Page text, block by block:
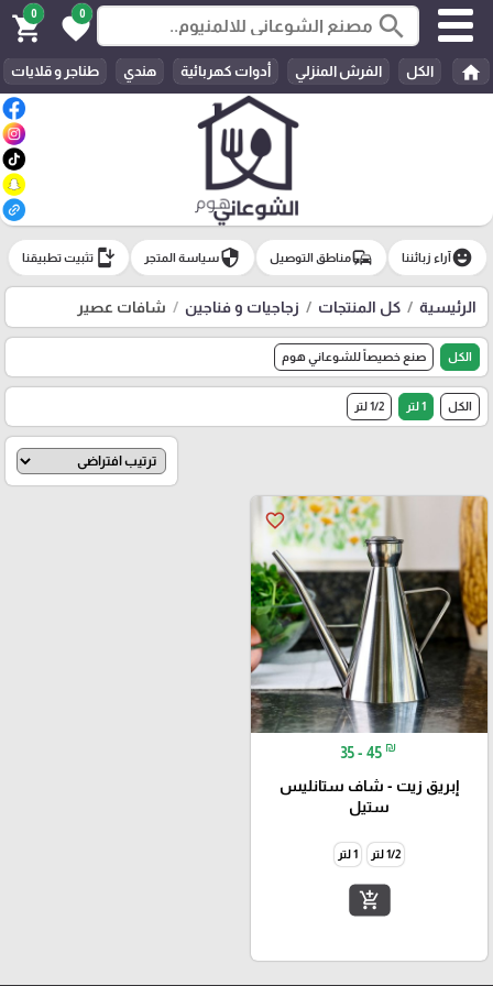
search
0
favorite
0
shopping_cart
home الكل الفرش المنزلي أدوات كهربائية هندي طناجر و قلايات
emoji_emotionsآراء زبائننا commuteمناطق التوصيل securityسياسة المتجر install_mobile تثبيت تطبيقنا
الرئيسية كل المنتجات زجاجيات و فناجين شافات عصير
الكل صنع خصيصاً للشوعاني هوم
الكل 1 لتر 1/2 لتر
favorite_border
35 - 45 ₪
إبريق زيت - شاف ستانليس
ستيل
1/2 لتر 1 لتر
add_shopping_cart